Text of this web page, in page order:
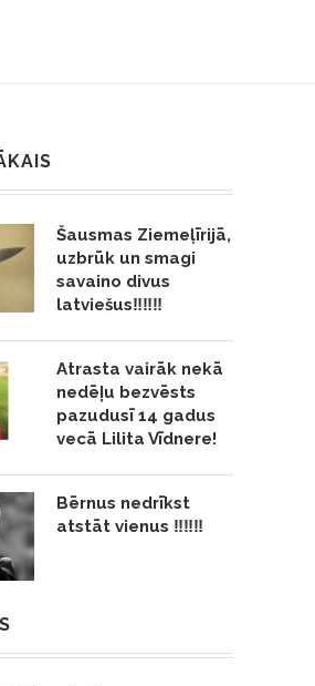
Šausmas Ziemeļīrijā,
uzbrūk un smagi
savaino divus
latviešus‼️‼️‼️
Atrasta vairāk nekā
nedēļu bezvēsts
pazudusī 14 gadus
vecā Lilita Vīdnere!
Bērnus nedrīkst
atstāt vienus ‼️‼️‼️